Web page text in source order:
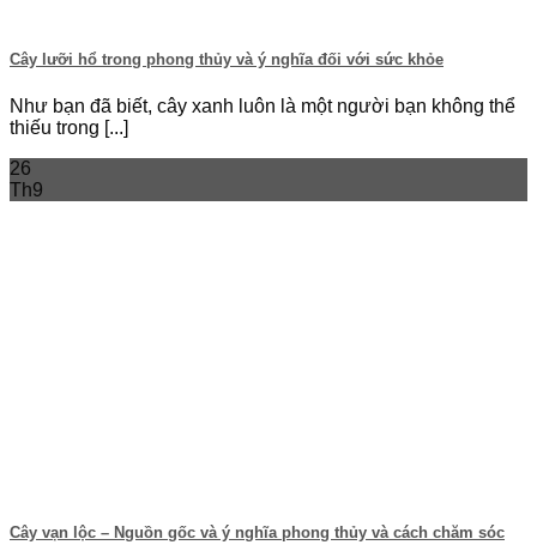
Cây lưỡi hổ trong phong thủy và ý nghĩa đối với sức khỏe
Như bạn đã biết, cây xanh luôn là một người bạn không thể
thiếu trong [...]
26
Th9
Cây vạn lộc – Nguồn gốc và ý nghĩa phong thủy và cách chăm sóc